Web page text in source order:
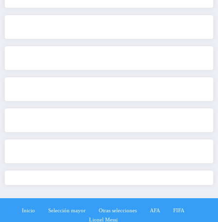
Inicio Selección mayor Otras selecciones AFA
FIFA
Lionel Messi